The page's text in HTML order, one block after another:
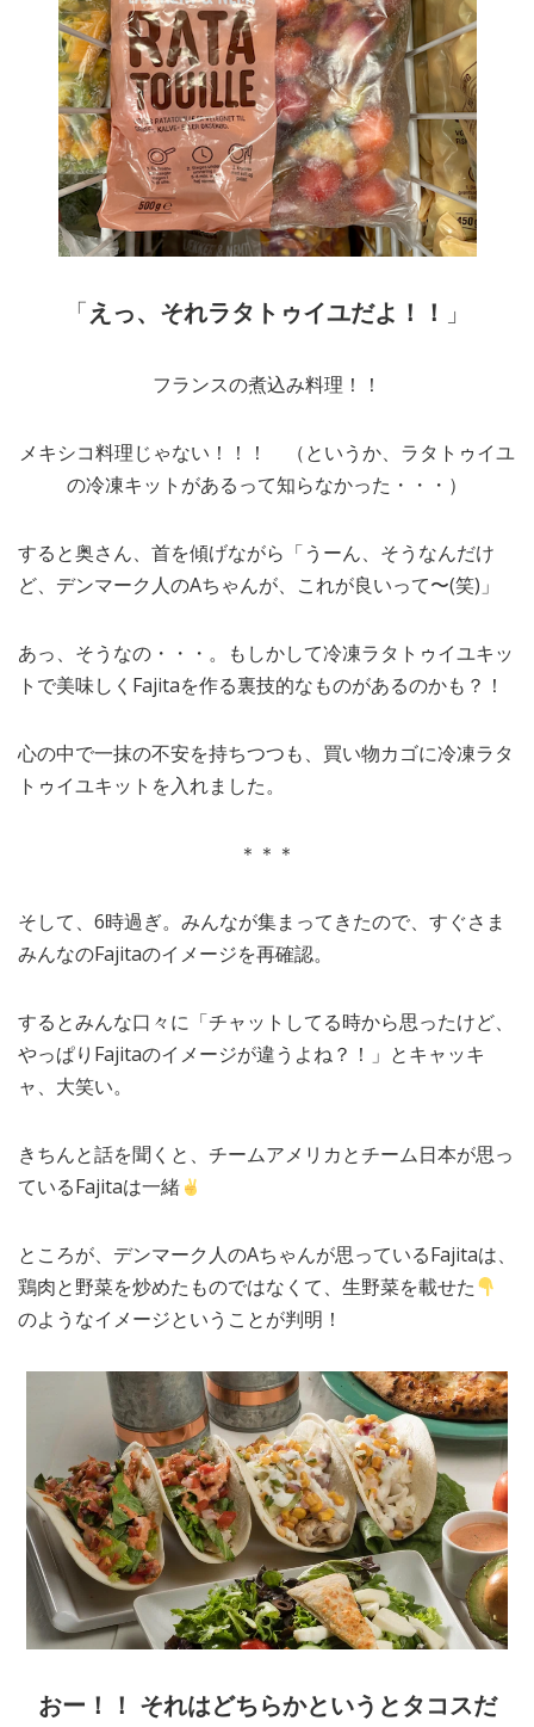
「えっ、それラタトゥイユだよ！！ 」
フランスの煮込み料理！！
メキシコ料理じゃない！！！ （というか、ラタトゥイユ
の冷凍キットがあるって知らなかった・・・）
すると奥さん、首を傾げながら「うーん、そうなんだけ
ど、デンマーク人のAちゃんが、これが良いって〜(笑)」
あっ、そうなの・・・。もしかして冷凍ラタトゥイユキッ
トで美味しくFajitaを作る裏技的なものがあるのかも？！
心の中で一抹の不安を持ちつつも、買い物カゴに冷凍ラタ
トゥイユキットを入れました。
＊＊＊
そして、6時過ぎ。みんなが集まってきたので、すぐさま
みんなのFajitaのイメージを再確認。
するとみんな口々に「チャットしてる時から思ったけど、
やっぱりFajitaのイメージが違うよね？！」とキャッキ
ャ、大笑い。
きちんと話を聞くと、チームアメリカとチーム日本が思っ
ているFajitaは一緒
ところが、デンマーク人のAちゃんが思っているFajitaは、
鶏肉と野菜を炒めたものではなくて、生野菜を載せた
のようなイメージということが判明！
おー！！ それはどちらかというとタコスだ